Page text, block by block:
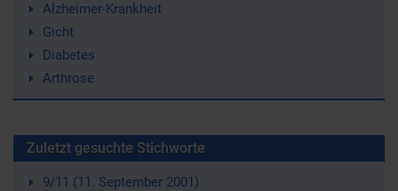
Alzheimer-Krankheit
Gicht
Diabetes
Arthrose
Zuletzt gesuchte Stichworte
9/11 (11. September 2001)